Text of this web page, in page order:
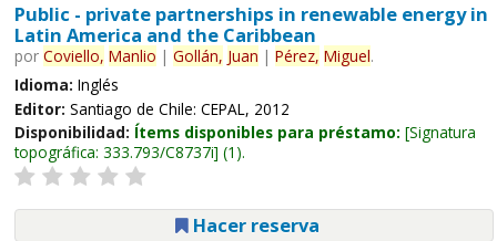
Public - private partnerships in renewable energy in
Latin America and the Caribbean
por Coviello, Manlio | Gollán, Juan | Pérez, Miguel.
Idioma: Inglés
Editor: Santiago de Chile: CEPAL, 2012
Disponibilidad: Ítems disponibles para préstamo: Signatura
topográfica: 333.793/C8737i (1).
Hacer reserva